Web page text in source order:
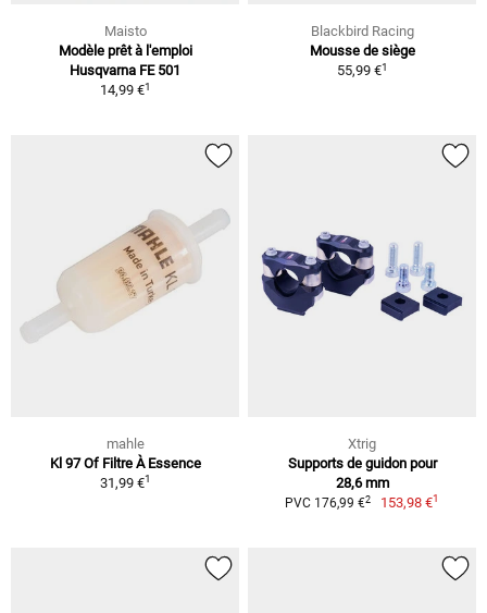
Maisto
Modèle prêt à l'emploi
Husqvarna FE 501
14,99 €1
Blackbird Racing
Mousse de siège
55,99 €1
mahle
Kl 97 Of Filtre À Essence
31,99 €1
Xtrig
Supports de guidon pour
28,6 mm
PVC 176,99 €2 153,98 €1